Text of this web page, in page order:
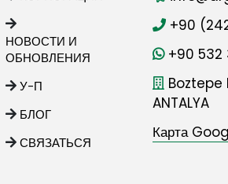
НОВОСТИ И
ОБНОВЛЕНИЯ
У-П
БЛОГ
СВЯЗАТЬСЯ
+90
+90 532
Boztepe
ANTALYA
Карта